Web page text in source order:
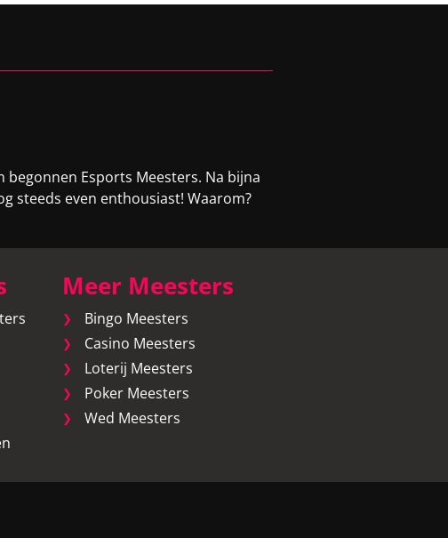
Esports Meesters. Na bijna
steeds even enthousiast! Waarom?
Meer Meesters
Bingo Meesters
Casino Meesters
Loterij Meesters
Poker Meesters
Wed Meesters